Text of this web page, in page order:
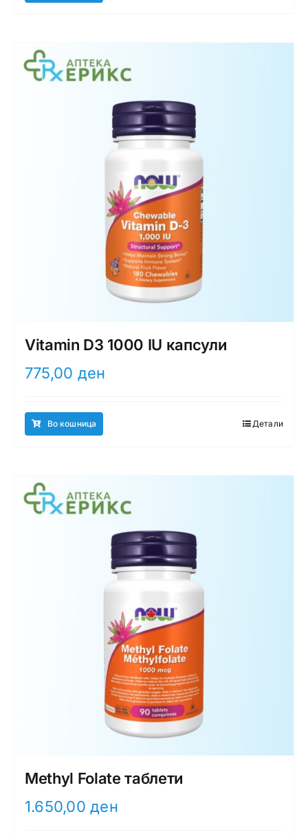
Vitamin D3 1000 IU капсули
775,00 ден
Во кошница Детали
Methyl Folate таблети
1.650,00ден